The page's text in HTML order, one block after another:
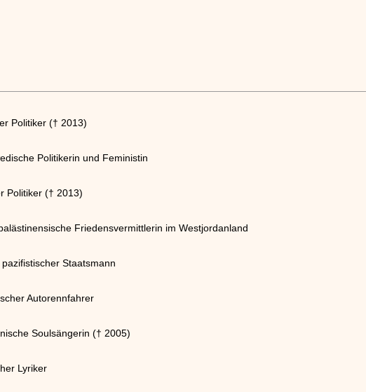
Politiker († 2013)
Politikerin und Feministin
Politiker († 2013)
Friedensvermittlerin im Westjordanland
Staatsmann
Autorennfahrer
Soulsängerin († 2005)
Lyriker